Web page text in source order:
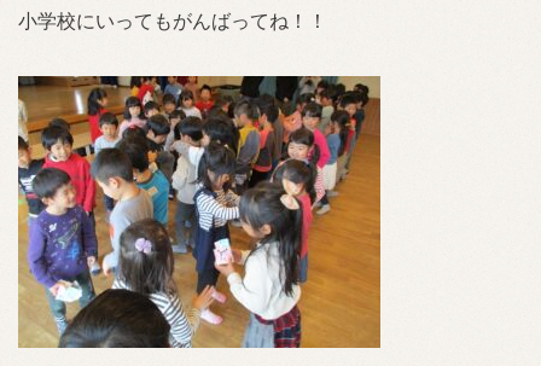
小学校にいってもがんばってね！！